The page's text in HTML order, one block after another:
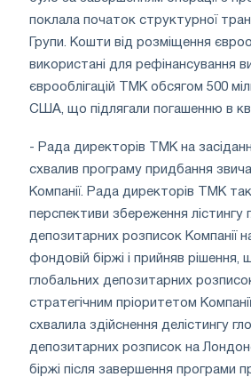
поклала початок структурної
Групи. Кошти від розміщення
використані для рефінансування
єврооблігацій ТМК обсягом 500
США, що підлягали погашенню в
- Рада директорів ТМК на
схвалив програму придбання
Компанії. Рада директорів ТМК
перспективи збереження лістингу
депозитарних розписок Компанії
фондовій біржі і прийняв рішення,
глобальних депозитарних
стратегічним пріоритетом
схвалила здійснення делістингу
депозитарних розписок на
біржі після завершення програми